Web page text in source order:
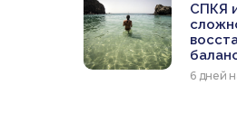
СПКЯ
6 дней